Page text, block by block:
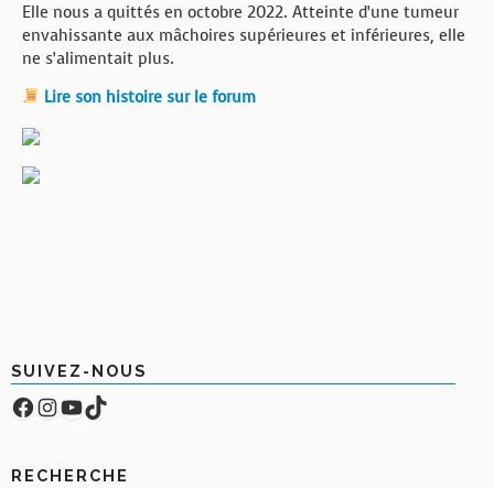
Elle nous a quittés en octobre 2022. Atteinte d’une tumeur
envahissante aux mâchoires supérieures et inférieures, elle
ne s’alimentait plus.
Lire son histoire sur le forum
SUIVEZ-NOUS
Facebook
Compte Instagram
YouTube
TikTok
RECHERCHE